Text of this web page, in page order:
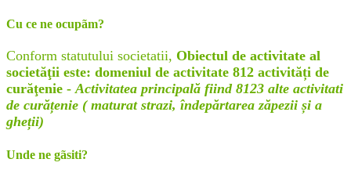
Cu ce ne ocupãm?
Conform statutului societatii, Obiectul de activitate al
societăţii este: domeniul de activitate 812 activități de
curăţenie -Activitatea principală fiind 8123 alte activitati
de curățenie ( maturat strazi, îndepărtarea zăpezii și a
gheții)
Unde ne gãsiti?